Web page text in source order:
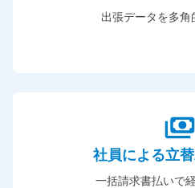
出張データを多角
社員による立
一括請求書払いで